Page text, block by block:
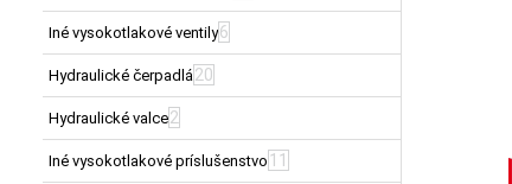
Iné vysokotlakové ventily6
Hydraulické čerpadlá 20
Hydraulické valce2
Iné vysokotlakové príslušenstvo 11